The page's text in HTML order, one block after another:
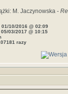
M. Jaczynowska -
01/10/2016 @ 02:09
05/03/2017 @ 10:15
razy